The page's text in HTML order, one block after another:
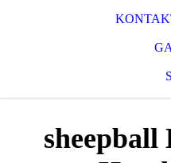
sheepball